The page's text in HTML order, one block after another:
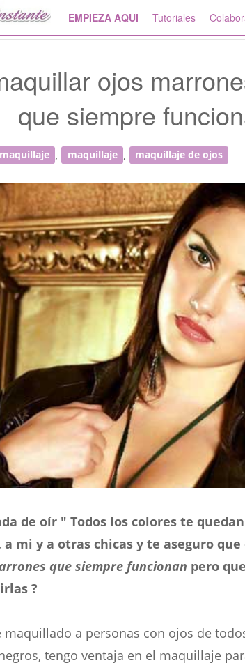
EMPIEZA AQUI Tutoriales
ojos
que siempre
, maquillaje , maquillaje de ojos
de oír " Todos los colores te
mi y a otras chicas y te aseguro
que siempre funcionan pero
?
maquillado a personas con ojos de
tengo ventaja en el maquillaje